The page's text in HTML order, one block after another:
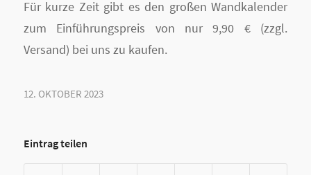
Für kurze Zeit gibt es den großen Wandkalender
zum Einführungspreis von nur 9,90 € (zzgl.
Versand) bei uns zu kaufen.
12. OKTOBER 2023
Eintrag teilen